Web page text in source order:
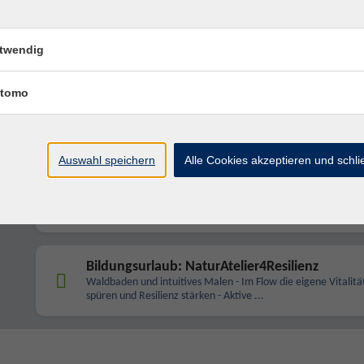
Wandern im Idsteiner Land
Berufliche Leistungsfähigkeit präventiv fördern und die
Bildungsurlaub: Baden unter Tannen
Bildungsurlaub: NaturAtelier4Resilienz
Waldbaden und intuitives Malen - Im Flow die eigene
spüren und Resilienz stärken - Aktive ...
Auswahl speichern Alle Cookies akzeptieren und